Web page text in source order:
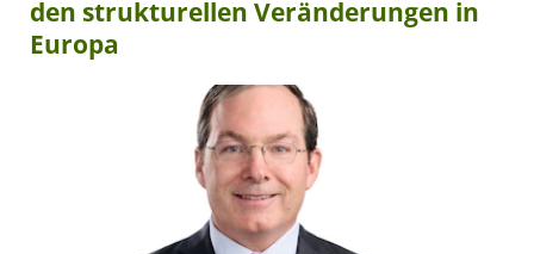
den strukturellen Veränderungen in
Europa